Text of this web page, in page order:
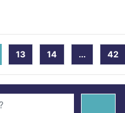
13 14 ... 42